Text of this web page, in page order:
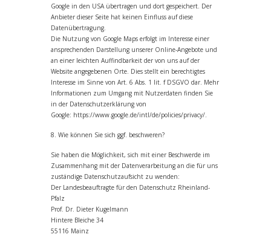
Google in den USA übertragen und dort gespeichert. Der
Anbieter dieser Seite hat keinen Einfluss auf diese
Datenübertragung.
Die Nutzung von Google Maps erfolgt im Interesse einer
ansprechenden Darstellung unserer Online-Angebote und
an einer leichten Auffindbarkeit der von uns auf der
Website angegebenen Orte. Dies stellt ein berechtigtes
Interesse im Sinne von Art. 6 Abs. 1 lit. f DSGVO dar. Mehr
Informationen zum Umgang mit Nutzerdaten finden Sie
in der Datenschutzerklärung von
Google: https://www.google.de/intl/de/policies/privacy/.
8. Wie können Sie sich ggf. beschweren?
Sie haben die Möglichkeit, sich mit einer Beschwerde im
Zusammenhang mit der Datenverarbeitung an die für uns
zuständige Datenschutzaufsicht zu wenden:
Der Landesbeauftragte für den Datenschutz Rheinland-
Pfalz
Prof. Dr. Dieter Kugelmann
Hintere Bleiche 34
55116 Mainz